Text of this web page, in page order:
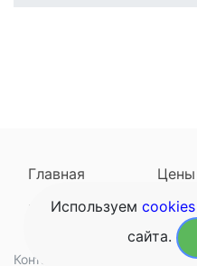
Главная Цены
Наследодатели
Контакты Обработка данных
Используем cookies
сайта.